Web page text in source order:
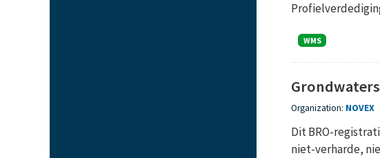
WMS
Organization: NOVEX
Dit BRO-
niet-verharde,